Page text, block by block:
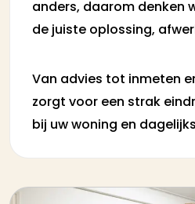
anders, daarom denken
de juiste oplossing,
Van advies tot inmeten
zorgt voor een strak
bij uw woning en